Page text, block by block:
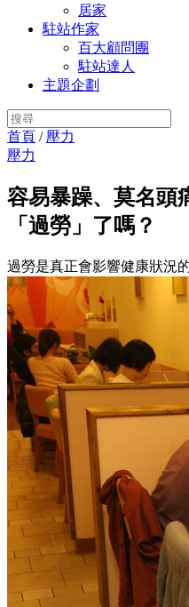
居家
駐站作家
百大顧問團
駐站達人
主題企劃
首頁 / 壓力
壓力
容易暴躁、莫名頭
「過勞」了嗎？
過勞是真正會影響健康狀況